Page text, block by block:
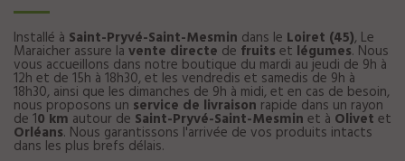
Installé à Saint-Pryvé-Saint-Mesmin dans le Loiret (45), Le
Maraicher assure la vente directe de fruitset légumes. Nous
vous accueillons dans notre boutique du mardi au jeudi de 9h à
12h et de 15h à 18h30, et les vendredis et samedis de 9h à
18h30, ainsi que les dimanches de 9h à midi, et en cas de besoin,
nous proposons un service de livraison rapide dans un rayon
de 10 km autour de Saint-Pryvé-Saint-Mesmin et à Olivet et
Orléans. Nous garantissons l'arrivée de vos produits intacts
dans les plus brefs délais.